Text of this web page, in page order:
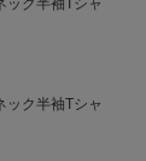
ク半袖Tシャ